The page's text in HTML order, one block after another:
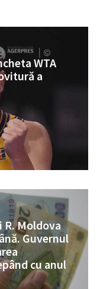
WTA
a
Moldova
Guvernul
cu anul